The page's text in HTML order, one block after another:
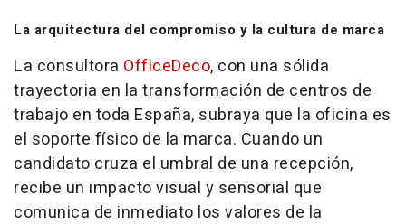
La arquitectura del compromiso y la cultura de marca
La consultora OfficeDeco, con una sólida
trayectoria en la transformación de centros de
trabajo en toda España, subraya que la oficina es
el soporte físico de la marca. Cuando un
candidato cruza el umbral de una recepción,
recibe un impacto visual y sensorial que
comunica de inmediato los valores de la